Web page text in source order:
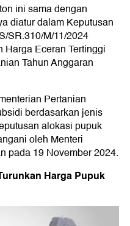
ini sama dengan
diatur dalam Keputusan
SR.310/M/11/2024
Eceran Tertinggi
Tahun Anggaran
Pertanian
berdasarkan jenis
alokasi pupuk
oleh Menteri
pada 19 November 2024.
Harga Pupuk